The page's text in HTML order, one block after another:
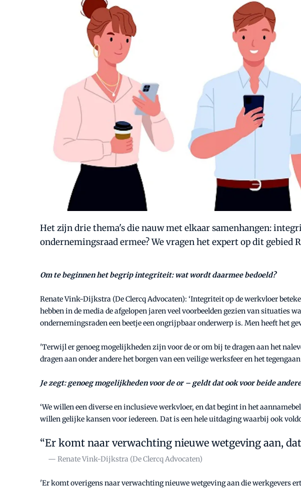
Het zijn drie thema's die nauw met elkaar samenhangen:
ondernemingsraad ermee? We vragen het expert op dit gebied
Om te beginnen het begrip integriteit: wat wordt daarmee bedoeld?
Renate Vink-Dijkstra (De Clercq Advocaten): ‘Integriteit op de werkvloer
hebben in de media de afgelopen jaren veel voorbeelden gezien van
ondernemingsraden een beetje een ongrijpbaar onderwerp is. Men heeft het
'Terwijl er genoeg mogelijkheden zijn voor de or om bij te dragen aan het
dragen aan onder andere het borgen van een veilige werksfeer en het
Je zegt: genoeg mogelijkheden voor de or – geldt dat ook voor beide
‘We willen een diverse en inclusieve werkvloer, en dat begint in het
willen gelijke kansen voor iedereen. Dat is een hele uitdaging waarbij ook
Er komt naar verwachting nieuwe wetgeving aan,
— Renate Vink-Dijkstra (De Clercq Advocaten)
'Er komt overigens naar verwachting nieuwe wetgeving aan die werkgevers